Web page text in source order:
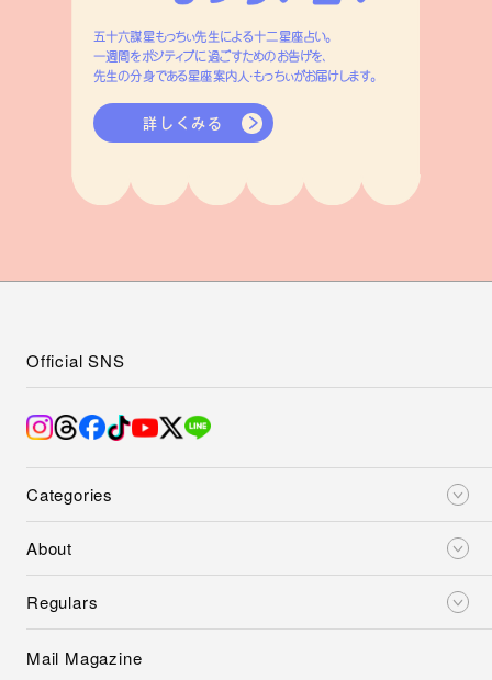
五十六謀星もっちぃ先生による十二星座占い。
一週間をポジティブに過ごすためのお告げを、
先生の分身である星座案内人・もっちぃがお届けします。
詳しくみる
Categories
About
Regulars
Official SNS
Mail Magazine